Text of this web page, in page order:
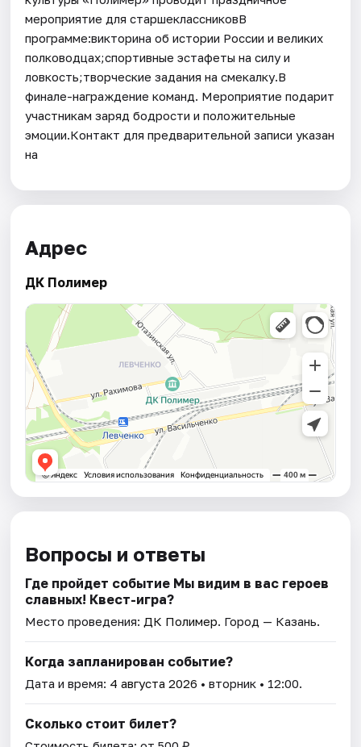
мероприятие для старшеклассниковВ
программе:викторина об истории России и великих
полководцах;спортивные эстафеты на силу и
ловкость;творческие задания на смекалку.В
финале-награждение команд. Мероприятие подарит
участникам заряд бодрости и положительные
эмоции.Контакт для предварительной записи указан
на
Адрес
ДК Полимер
Вопросы и ответы
Где пройдет событие Мы видим в вас героев
славных! Квест-игра?
Место проведения: ДК Полимер. Город — Казань.
Когда запланирован событие?
Дата и время: 4 августа 2026 • вторник • 12:00.
Сколько стоит билет?